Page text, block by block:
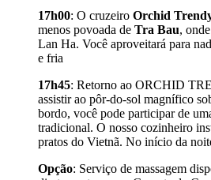
17h00: O cruzeiro Orchid
menos povoada de Tra Bau,
Lan Ha. Você aproveitará para
e fria
17h45: Retorno ao ORCHID
assistir ao pôr-do-sol magnífico
bordo, você pode participar de
tradicional. O nosso cozinheiro
pratos do Vietnã. No início da
Opção: Serviço de massagem